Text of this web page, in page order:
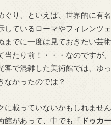
ぐり、といえば、世界的に有
しているローマやフィレンツ
までに一度は見ておきたい芸
当たり前！・・・なのですが
客で混雑した美術館では、ゆ
なかったのでは？
に載っていないかもしれませ
館があって、中でも
「ドゥカ